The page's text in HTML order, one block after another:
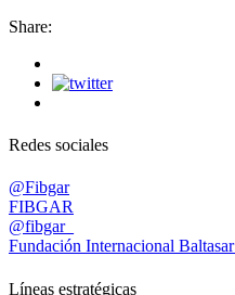
Share:
Redes sociales
@Fibgar
FIBGAR
@fibgar_
Fundación Internacional
Líneas estratégicas